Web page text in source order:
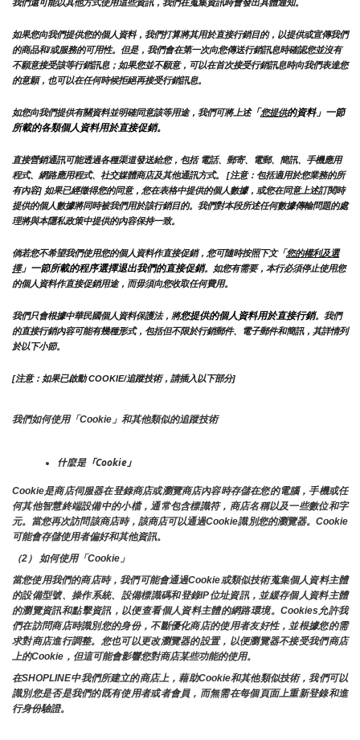
我們還可能以其他方式使用這些資訊，我們在蒐集資訊時會發出具體通知。
如果您向我們提供您的個人資料，我們打算將其用於直接行銷目的，以提供或宣傳我們
的商品和/或服務的可用性。但是，我們會在第一次向您傳送行銷訊息時確認您並沒有
不願意接受該等行銷訊息；如果您並不願意，可以在首次接受行銷訊息時向我們表達您
的意願，也可以在任何時候拒絕再接受行銷訊息。
如您向我們提供有關資料並明確同意該等用途，我們可將上述「您提供的資料」一節
所載的各類個人資料用於直接促銷。
直接營銷通訊可能透過各種渠道發送給您，包括 電話、郵寄、電郵、簡訊、手機應用
程式、網路應用程式、社交媒體商店及其他通訊方式。 [注意：包括適用於您業務的所
有內容] 如果已經徵得您的同意，您在表格中提供的個人數據，或您在同意上述訂閱時
提供的個人數據將同時被我們用於該行銷目的。我們對本段所述任何數據傳輸問題的處
理將與本隱私政策中提供的內容保持一致。
倘若您不希望我們使用您的個人資料作直接促銷，您可隨時按照下文「您的權利及選
擇」一節所載的程序選擇退出我們的直接促銷。如您有需要，本行必須停止使用您
的個人資料作直接促銷用途，而毋須向您收取任何費用。
我們只會根據中華民國個人資料保護法，將您提供的個人資料用於直接行銷。我們
的直接行銷內容可能有幾種形式，包括但不限於行銷郵件、電子郵件和簡訊，其詳情列
於以下小節。
[注意：如果已啟動 COOKIE/追蹤技術，請插入以下部分]
我們如何使用「Cookie」和其他類似的追蹤技術
什麼是「Cookie」
Cookie是商店伺服器在登錄商店或瀏覽商店內容時存儲在您的電腦，手機或任
何其他智慧終端設備中的小檔，通常包含標識符，商店名稱以及一些數位和字
元。當您再次訪問該商店時，該商店可以通過Cookie識別您的瀏覽器。Cookie
可能會存儲使用者偏好和其他資訊。
（2） 如何使用「Cookie」
當您使用我們的商店時，我們可能會通過Cookie或類似技術蒐集個人資料主體
的設備型號、操作系統、設備標識碼和登錄IP位址資訊，並緩存個人資料主體
的瀏覽資訊和點擊資訊，以便查看個人資料主體的網路環境。Cookies允許我
們在訪問商店時識別您的身份，不斷優化商店的使用者友好性，並根據您的需
求對商店進行調整。您也可以更改瀏覽器的設置，以便瀏覽器不接受我們商店
上的Cookie，但這可能會影響您對商店某些功能的使用。
在SHOPLINE中我們所建立的商店上，藉助Cookie和其他類似技術，我們可以
識別您是否是我們的既有使用者或者會員，而無需在每個頁面上重新登錄和進
行身份驗證。